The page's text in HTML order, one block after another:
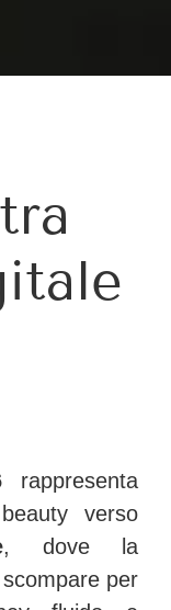
rappresenta
beauty verso
, dove la
per